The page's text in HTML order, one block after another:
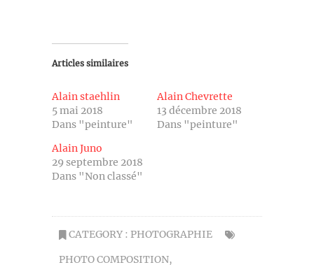
Articles similaires
Alain staehlin
5 mai 2018
Dans "peinture"
Alain Chevrette
13 décembre 2018
Dans "peinture"
Alain Juno
29 septembre 2018
Dans "Non classé"
CATEGORY : PHOTOGRAPHIE
PHOTO COMPOSITION,